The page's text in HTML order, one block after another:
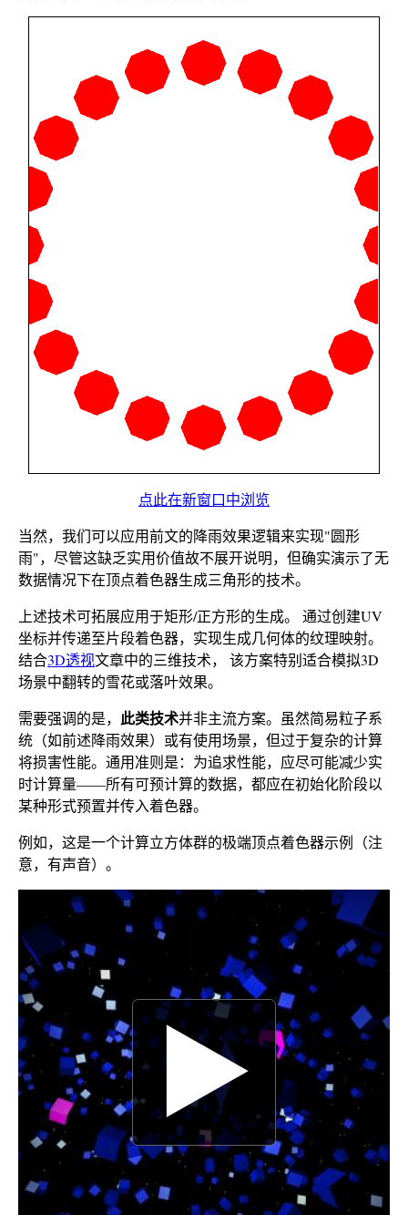
点此在新窗口中浏览
当然，我们可以应用前文的降雨效果逻辑来实现"圆形
雨"，尽管这缺乏实用价值故不展开说明，但确实演示了无
数据情况下在顶点着色器生成三角形的技术。
上述技术可拓展应用于矩形/正方形的生成。 通过创建UV
坐标并传递至片段着色器，实现生成几何体的纹理映射。
结合3D透视文章中的三维技术， 该方案特别适合模拟3D
场景中翻转的雪花或落叶效果。
需要强调的是， 此类技术并非主流方案。虽然简易粒子系
统（如前述降雨效果）或有使用场景，但过于复杂的计算
将损害性能。通用准则是：为追求性能，应尽可能减少实
时计算量——所有可预计算的数据，都应在初始化阶段以
某种形式预置并传入着色器。
例如，这是一个计算立方体群的极端顶点着色器示例（注
意，有声音）。